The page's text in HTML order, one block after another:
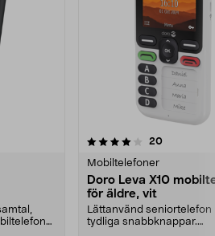
20
Mobiltelefoner
Doro Leva X10
för äldre, vit
Lättanvänd seniortelefon
tydliga snabbknappar.
0.0 av 5 stjärnor